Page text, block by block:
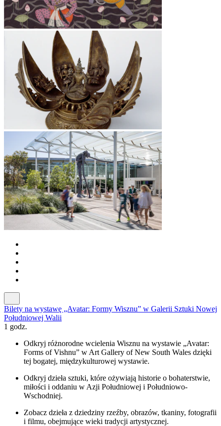
Bilety na wystawę „Avatar: Formy Wisznu” w Galerii Sztuki Nowej
Południowej Walii
1 godz.
Odkryj różnorodne wcielenia Wisznu na wystawie „Avatar:
Forms of Vishnu” w Art Gallery of New South Wales dzięki
tej bogatej, międzykulturowej wystawie.
Odkryj dzieła sztuki, które ożywiają historie o bohaterstwie,
miłości i oddaniu w Azji Południowej i Południowo-
Wschodniej.
Zobacz dzieła z dziedziny rzeźby, obrazów, tkaniny, fotografii
i filmu, obejmujące wieki tradycji artystycznej.